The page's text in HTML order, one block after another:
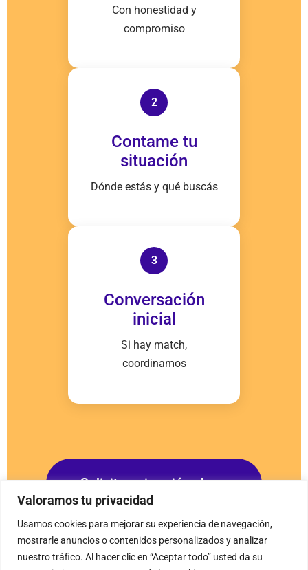
Valoramos tu privacidad
Usamos cookies para mejorar su experiencia de navegación,
mostrarle anuncios o contenidos personalizados y analizar
nuestro tráfico. Al hacer clic en “Aceptar todo” usted da su
Con honestidad y
compromiso
2
Contame tu
situación
Dónde estás y qué buscás
3
Conversación
inicial
Si hay match,
coordinamos
Solicitar mi sesión ahora
No es masivo. No es automático.